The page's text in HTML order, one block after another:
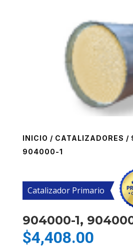
INICIO / CATALIZADORES /
904000-1
Catalizador Primario
904000-1,
$4,408.00